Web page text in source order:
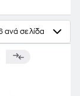
ανά σελίδα